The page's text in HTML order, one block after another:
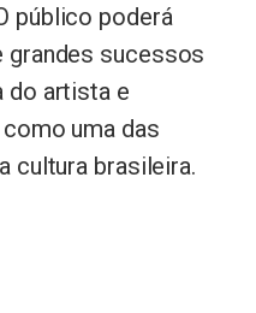
público poderá
grandes sucessos
do artista e
uma das
cultura brasileira.